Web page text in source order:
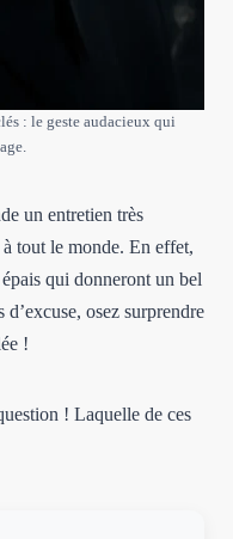
: le geste audacieux qui
un entretien très
tout le monde. En effet,
qui donneront un bel
osez surprendre
!
! Laquelle de ces